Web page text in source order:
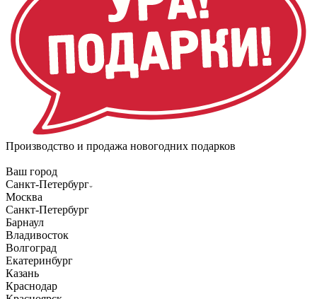
Производство и продажа новогодних подарков
Ваш город
Санкт-Петербург
Москва
Санкт-Петербург
Барнаул
Владивосток
Волгоград
Екатеринбург
Казань
Краснодар